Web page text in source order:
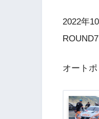
2022年
オート